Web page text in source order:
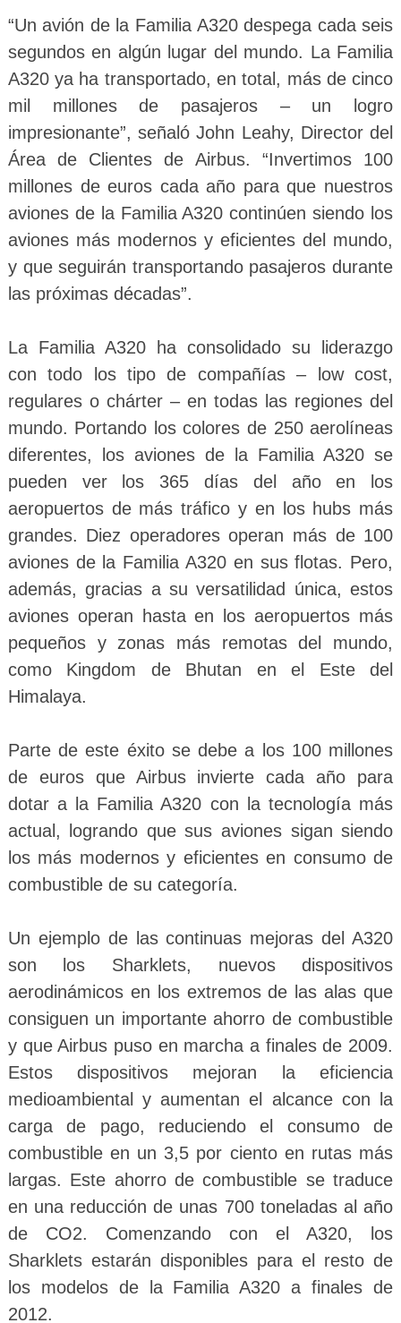
“Un avión de la Familia A320 despega cada seis
segundos en algún lugar del mundo. La Familia
A320 ya ha transportado, en total, más de cinco
mil millones de pasajeros – un logro
impresionante”, señaló John Leahy, Director del
Área de Clientes de Airbus. “Invertimos 100
millones de euros cada año para que nuestros
aviones de la Familia A320 continúen siendo los
aviones más modernos y eficientes del mundo,
y que seguirán transportando pasajeros durante
las próximas décadas”.
La Familia A320 ha consolidado su liderazgo
con todo los tipo de compañías – low cost,
regulares o chárter – en todas las regiones del
mundo. Portando los colores de 250 aerolíneas
diferentes, los aviones de la Familia A320 se
pueden ver los 365 días del año en los
aeropuertos de más tráfico y en los hubs más
grandes. Diez operadores operan más de 100
aviones de la Familia A320 en sus flotas. Pero,
además, gracias a su versatilidad única, estos
aviones operan hasta en los aeropuertos más
pequeños y zonas más remotas del mundo,
como Kingdom de Bhutan en el Este del
Himalaya.
Parte de este éxito se debe a los 100 millones
de euros que Airbus invierte cada año para
dotar a la Familia A320 con la tecnología más
actual, logrando que sus aviones sigan siendo
los más modernos y eficientes en consumo de
combustible de su categoría.
Un ejemplo de las continuas mejoras del A320
son los Sharklets, nuevos dispositivos
aerodinámicos en los extremos de las alas que
consiguen un importante ahorro de combustible
y que Airbus puso en marcha a finales de 2009.
Estos dispositivos mejoran la eficiencia
medioambiental y aumentan el alcance con la
carga de pago, reduciendo el consumo de
combustible en un 3,5 por ciento en rutas más
largas. Este ahorro de combustible se traduce
en una reducción de unas 700 toneladas al año
de CO2. Comenzando con el A320, los
Sharklets estarán disponibles para el resto de
los modelos de la Familia A320 a finales de
2012.